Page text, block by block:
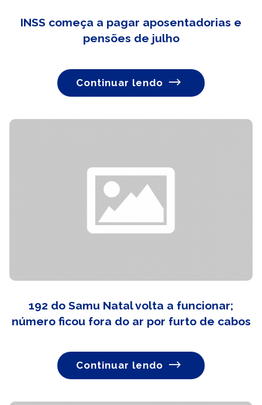
INSS começa a pagar aposentadorias e
pensões de julho
Continuar lendo
192 do Samu Natal volta a funcionar;
número ficou fora do ar por furto de cabos
Continuar lendo